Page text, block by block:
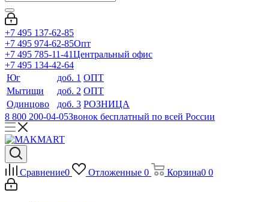
+7 495 137-62-85
+7 495 974-62-85Опт
+7 495 785-11-41Центральный офис
+7 495 134-42-64
Юг
доб. 1 ОПТ
Мытищи
доб. 2 ОПТ
Одинцово
доб. 3 РОЗНИЦА
8 800 200-04-05Звонок бесплатный по всей России
Сравнение0 Отложенные 0 Корзина0 0